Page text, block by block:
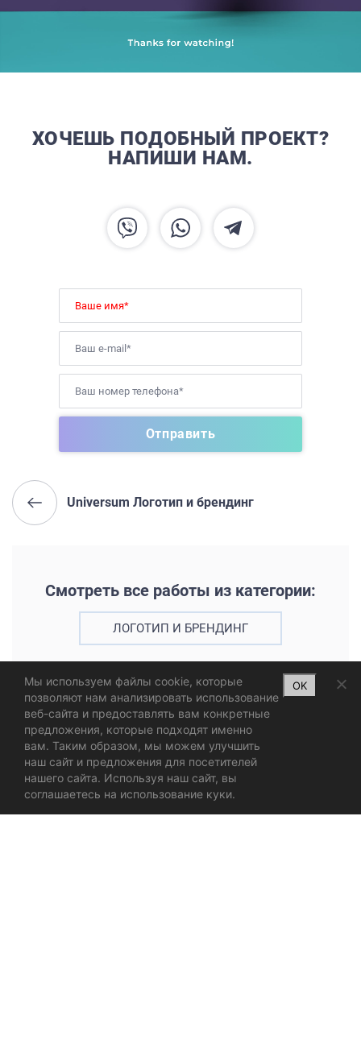
ХОЧЕШЬ ПОДОБНЫЙ ПРОЕКТ?
НАПИШИ НАМ.
Universum Логотип и брендинг
Смотреть все работы из категории:
ЛОГОТИП И БРЕНДИНГ
Мы используем файлы cookie, которые
позволяют нам анализировать использование
веб-сайта и предоставлять вам конкретные
предложения, которые подходят именно
вам. Таким образом, мы можем улучшить
наш сайт и предложения для посетителей
нашего сайта. Используя наш сайт, вы
соглашаетесь на использование куки.
OK